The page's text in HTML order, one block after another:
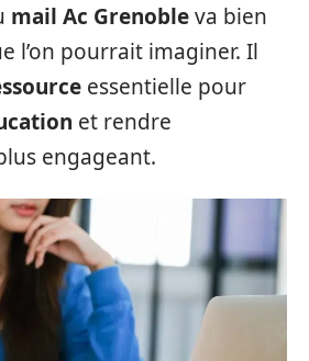
mail Ac Grenobleva bien
l’on pourrait imaginer. Il
essentielle pour
et rendre
engageant.